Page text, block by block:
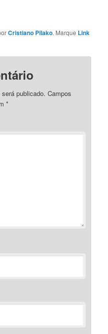
Cristiano Pilako. Marque Link
publicado. Campos
*